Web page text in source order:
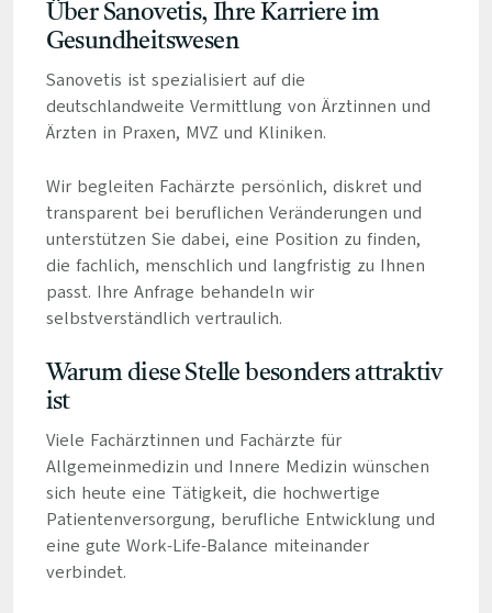
Über Sanovetis, Ihre Karriere im
Gesundheitswesen
Sanovetis ist spezialisiert auf die
deutschlandweite Vermittlung von Ärztinnen und
Ärzten in Praxen, MVZ und Kliniken.
Wir begleiten Fachärzte persönlich, diskret und
transparent bei beruflichen Veränderungen und
unterstützen Sie dabei, eine Position zu finden,
die fachlich, menschlich und langfristig zu Ihnen
passt. Ihre Anfrage behandeln wir
selbstverständlich vertraulich.
Warum diese Stelle besonders attraktiv
ist
Viele Fachärztinnen und Fachärzte für
Allgemeinmedizin und Innere Medizin wünschen
sich heute eine Tätigkeit, die hochwertige
Patientenversorgung, berufliche Entwicklung und
eine gute Work-Life-Balance miteinander
verbindet.